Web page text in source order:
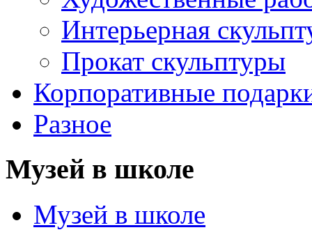
Интерьерная
Прокат скульптуры
Корпоративные
Разное
Музей в школе
Музей в школе